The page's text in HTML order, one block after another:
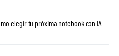
elegir tu próxima notebook con IA